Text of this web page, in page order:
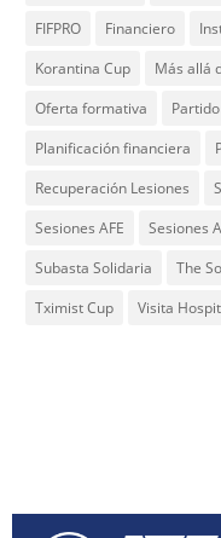
FIFPRO
Financiero
Korantina Cup
Más allá
Oferta formativa
Partido
Planificación financiera
Recuperación Lesiones
Sesiones AFE
Sesiones
Subasta Solidaria
The
Tximist Cup
Visita